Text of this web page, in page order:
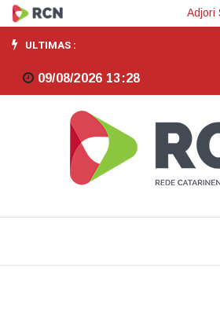
Com
emprego
aquecido,
subutilização
menor
Adjori
ULTIMAS :
09/08/2026 13:28